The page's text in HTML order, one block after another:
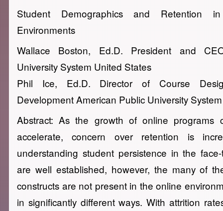
Student Demographics and Retention
Environments
Wallace Boston, Ed.D. President and
University System United States
Phil Ice, Ed.D. Director of Course
Development American Public University
Abstract: As the growth of online programs
accelerate, concern over retention is
understanding student persistence in the
are well established, however, the many of
constructs are not present in the online
in significantly different ways. With attrition